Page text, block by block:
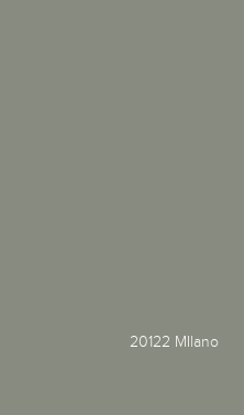
20122 MIlano